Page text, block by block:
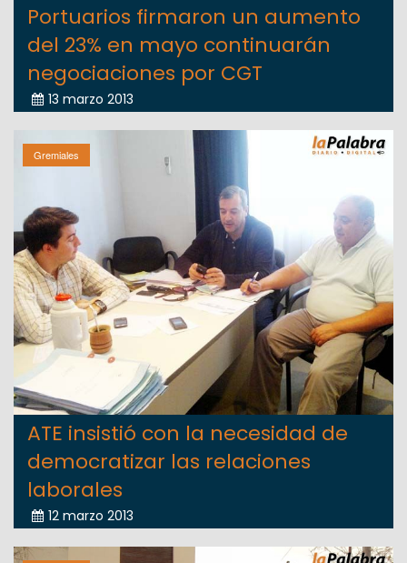
Portuarios firmaron un aumento
del 23% en mayo continuarán
negociaciones por CGT
13 marzo 2013
Gremiales
ATE insistió con la necesidad de
democratizar las relaciones
laborales
12 marzo 2013